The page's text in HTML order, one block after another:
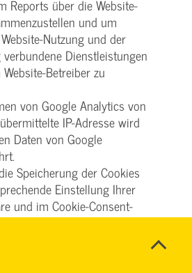
Reports über die Website-
und um
Nutzung und der
Dienstleistungen
Betreiber zu
von Google Analytics von
IP-Adresse wird
Daten von Google
Speicherung der Cookies
Einstellung Ihrer
und im Cookie-Consent-
wir weisen Sie jedoch darauf
Fall gegebenenfalls
dieser Website